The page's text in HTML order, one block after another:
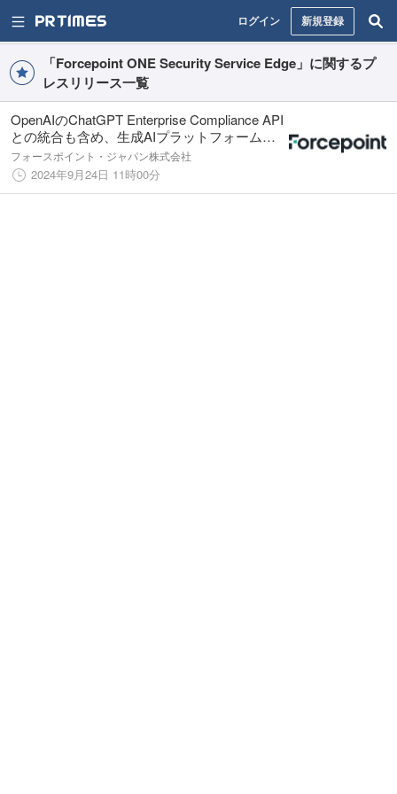
ログイン 新規登録
「Forcepoint ONE Security Service Edge」に関するプ
レスリリース一覧
OpenAIのChatGPT Enterprise Compliance API
との統合も含め、生成AIプラットフォーム全
体にわたって可視性、コントロール、リスク
ベースのデータ保護を提供
フォースポイント・ジャパン株式会社
2024年9月24日 11時00分